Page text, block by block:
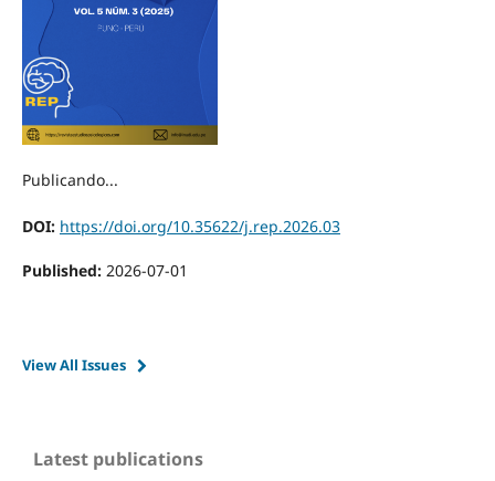
Publicando...
DOI: https://doi.org/10.35622/j.rep.2026.03
Published: 2026-07-01
View All Issues
Latest publications